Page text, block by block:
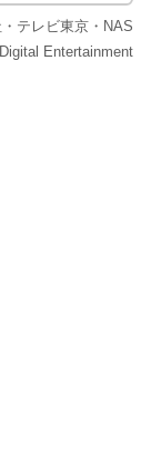
テレビ東京・NAS
Entertainment